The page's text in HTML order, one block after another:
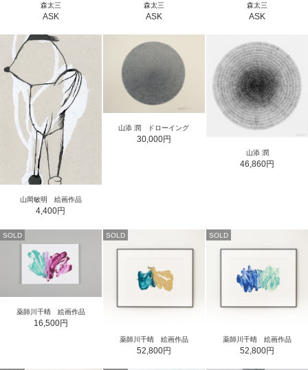
森太三
ASK
森太三
ASK
森太三
ASK
山岡敏明 絵画作品
4,400円
山添 潤 ドローイング
30,000円
山添 潤
46,860円
SOLD
薬師川千晴 絵画作品
16,500円
SOLD
薬師川千晴 絵画作品
52,800円
SOLD
薬師川千晴 絵画作品
52,800円